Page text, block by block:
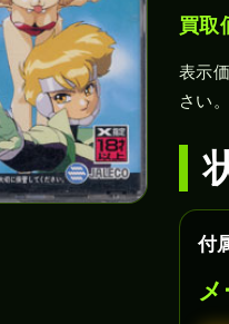
買取
表示
さい。
付